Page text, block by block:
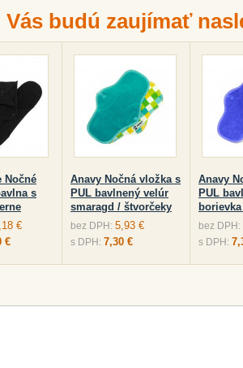
Vás budú zaujímať
Nočné
s
€
€
Anavy Nočná vložka s
PUL bavlnený velúr
smaragd / štvorčeky
bez DPH: 5,93 €
s DPH: 7,30 €
Anavy
PUL
bez DPH:
s DPH: